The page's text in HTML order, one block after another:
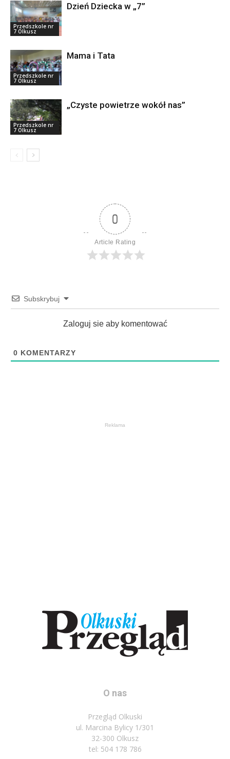
Przedszkole nr
7 Olkusz
Dzień Dziecka w „7”
Przedszkole nr
7 Olkusz
Mama i Tata
Przedszkole nr
7 Olkusz
„Czyste powietrze wokół nas”
0
Article Rating
Subskrybuj
Zaloguj sie aby komentować
0 KOMENTARZY
Reklama
O nas
Przegląd Olkuski
ul. Marcina Bylicy 1/301
32-300 Olkusz
tel: 504 178 786